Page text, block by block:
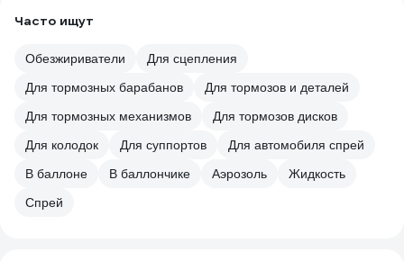
Часто ищут
Обезжириватели
Для сцепления
Для тормозных барабанов
Для тормозов и деталей
Для тормозных механизмов
Для тормозов дисков
Для колодок
Для суппортов
Для автомобиля спрей
В баллоне
В баллончике Аэрозоль
Жидкость
Спрей